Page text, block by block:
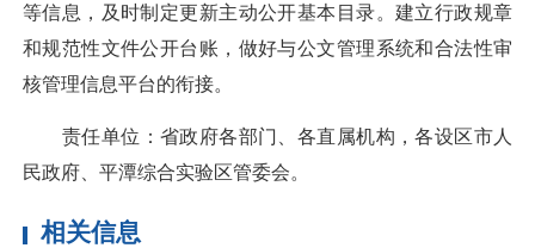
等信息，及时制定更新主动公开基本目录。建立行政规章
和规范性文件公开台账，做好与公文管理系统和合法性审
核管理信息平台的衔接。
责任单位：省政府各部门、各直属机构，各设区市人
民政府、平潭综合实验区管委会。
相关信息